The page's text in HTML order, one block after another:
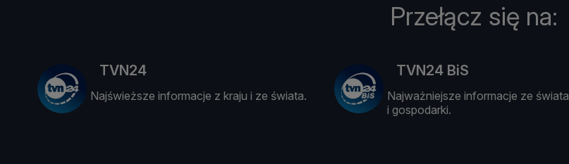
Przełącz się na:
TVN24
Najświeższe informacje z kraju i ze świata.
TVN24 BiS
Najważniejsze informacje ze świata
i gospodarki.